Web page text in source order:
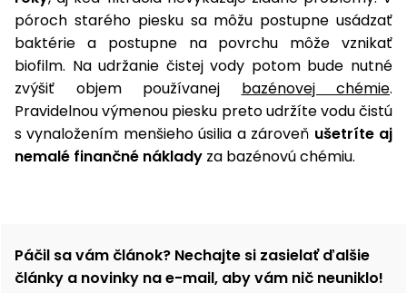
póroch starého piesku sa môžu postupne usádzať
baktérie a postupne na povrchu môže vznikať
biofilm. Na udržanie čistej vody potom bude nutné
zvýšiť objem používanej bazénovej chémie.
Pravidelnou výmenou piesku preto udržíte vodu čistú
s vynaložením menšieho úsilia a zároveň ušetríte aj
nemalé finančné náklady za bazénovú chémiu.
Páčil sa vám článok? Nechajte si zasielať ďalšie
články a novinky na e-mail, aby vám nič neuniklo!